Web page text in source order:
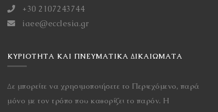
+30 2107243744
iaee@ecclesia.gr
ΚΥΡΙΌΤΗΤΑ ΚΑΙ ΠΝΕΥΜΑΤΙΚΆ ΔΙΚΑΙΏΜΑΤΑ
Δε μπορείτε να χρησιμοποιήσετε το Περιεχόμενο, παρά
μόνο με τον τρόπο που καθορίζει το παρόν. Η